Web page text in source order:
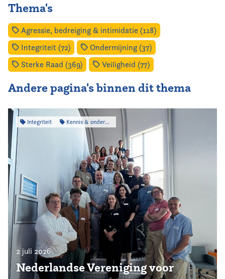
Thema's
Agressie, bedreiging & intimidatie (118)
Integriteit (72)
Ondermijning (37)
Sterke Raad (369)
Veiligheid (77)
Andere pagina's binnen dit thema
Integriteit Kennis & onderzoek
2 juli 2026
Nederlandse Vereniging voor